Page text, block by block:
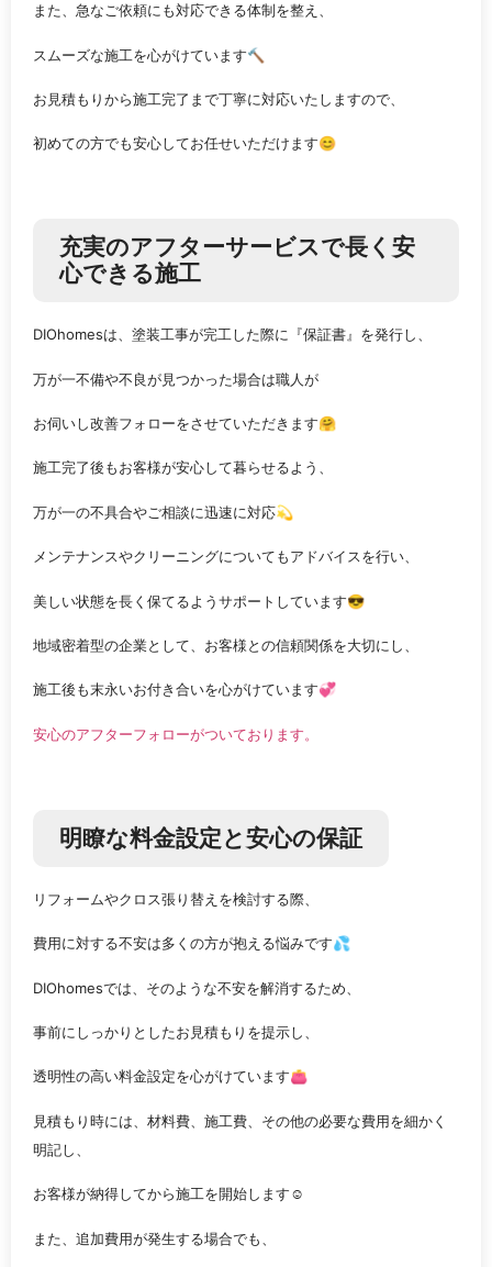
また、急なご依頼にも対応できる体制を整え、
スムーズな施工を心がけています🔨
お見積もりから施工完了まで丁寧に対応いたしますので、
初めての方でも安心してお任せいただけます😊
充実のアフターサービスで長く安
心できる施工
DIOhomesは、塗装工事が完工した際に『保証書』を発行し、
万が一不備や不良が見つかった場合は職人が
お伺いし改善フォローをさせていただきます🤗
施工完了後もお客様が安心して暮らせるよう、
万が一の不具合やご相談に迅速に対応💫
メンテナンスやクリーニングについてもアドバイスを行い、
美しい状態を長く保てるようサポートしています😎
地域密着型の企業として、お客様との信頼関係を大切にし、
施工後も末永いお付き合いを心がけています💞
安心のアフターフォローがついております。
明瞭な料金設定と安心の保証
リフォームやクロス張り替えを検討する際、
費用に対する不安は多くの方が抱える悩みです💦
DIOhomesでは、そのような不安を解消するため、
事前にしっかりとしたお見積もりを提示し、
透明性の高い料金設定を心がけています👛
見積もり時には、材料費、施工費、その他の必要な費用を細かく
明記し、
お客様が納得してから施工を開始します☺️
また、追加費用が発生する場合でも、